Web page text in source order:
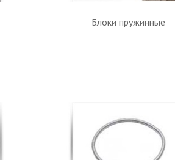
Блоки пружинные